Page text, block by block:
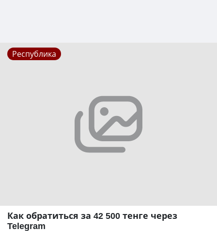
Республика
Как обратиться за 42 500 тенге через
Telegram